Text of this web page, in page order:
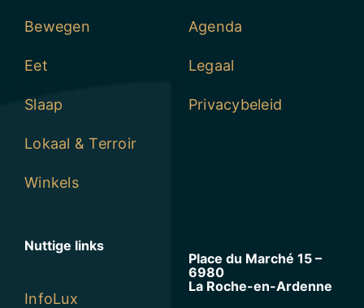
Bewegen
Eet
Slaap
Lokaal & Terroir
Winkels
Agenda
Legaal
Privacybeleid
Nuttige links
InfoLux
Place du Marché 15 –
6980
La Roche-en-Ardenne